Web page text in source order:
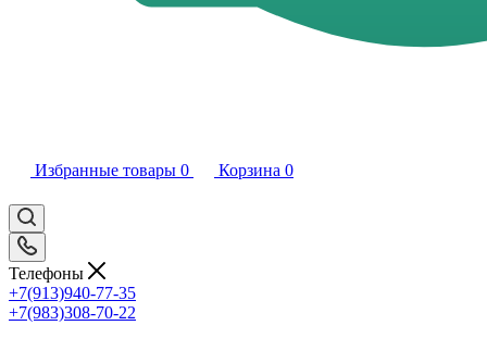
Избранные товары 0 Корзина 0
Телефоны
+7(913)940-77-35
+7(983)308-70-22